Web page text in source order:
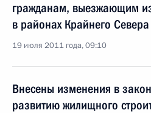
гражданам, выезжающим
в районах Крайнего Севера
19 июля 2011 года, 09:10
Внесены изменения в
развитию жилищного